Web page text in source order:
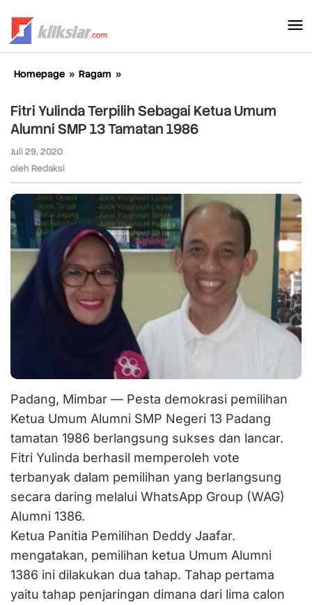
konten
Homepage » Ragam »
Terpilih
Sebagai
Ketua
13
Tamatan
1986
Fitri Yulinda Terpilih Sebagai Ketua Umum
Alumni SMP 13 Tamatan 1986
Juli 29, 2020
oleh Redaksi
Padang, Mimbar — Pesta demokrasi pemilihan
Ketua Umum Alumni SMP Negeri 13 Padang
tamatan 1986 berlangsung sukses dan lancar.
Fitri Yulinda berhasil memperoleh vote
terbanyak dalam pemilihan yang berlangsung
secara daring melalui WhatsApp Group (WAG)
Alumni 1386.
Ketua Panitia Pemilihan Deddy Jaafar.
mengatakan, pemilihan ketua Umum Alumni
1386 ini dilakukan dua tahap. Tahap pertama
yaitu tahap penjaringan dimana dari lima calon